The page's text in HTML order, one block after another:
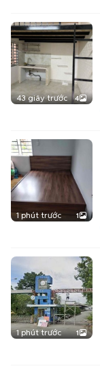
43 giây trước 4
1 phút trước 1
1 phút trước 1